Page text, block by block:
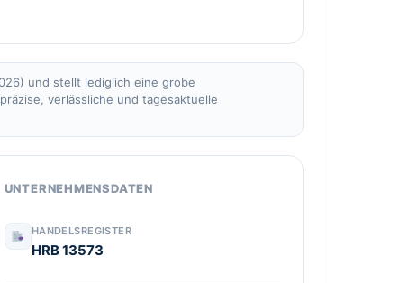
und stellt lediglich eine grobe
verlässliche und tagesaktuelle
UNTERNEHMENSDATEN
HANDELSREGISTER
HRB 13573